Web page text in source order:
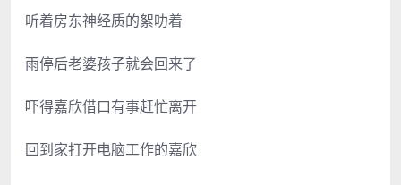
听着房东神经质的絮叻着
雨停后老婆孩子就会回来了
吓得嘉欣借口有事赶忙离开
回到家打开电脑工作的嘉欣